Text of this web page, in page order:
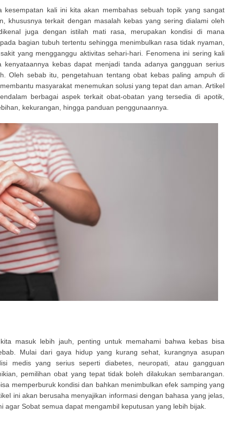
kesempatan kali ini kita akan membahas sebuah topik yang sangat
khususnya terkait dengan masalah kebas yang sering dialami oleh
juga dengan istilah mati rasa, merupakan kondisi di mana
bagian tubuh tertentu sehingga menimbulkan rasa tidak nyaman,
yang mengganggu aktivitas sehari-hari. Fenomena ini sering kali
kenyataannya kebas dapat menjadi tanda adanya gangguan serius
Oleh sebab itu, pengetahuan tentang obat kebas paling ampuh di
masyarakat menemukan solusi yang tepat dan aman. Artikel
berbagai aspek terkait obat-obatan yang tersedia di apotik,
kekurangan, hingga panduan penggunaannya.
masuk lebih jauh, penting untuk memahami bahwa kebas bisa
Mulai dari gaya hidup yang kurang sehat, kurangnya asupan
medis yang serius seperti diabetes, neuropati, atau gangguan
pemilihan obat yang tepat tidak boleh dilakukan sembarangan.
memperburuk kondisi dan bahkan menimbulkan efek samping yang
ini akan berusaha menyajikan informasi dengan bahasa yang jelas,
agar Sobat semua dapat mengambil keputusan yang lebih bijak.